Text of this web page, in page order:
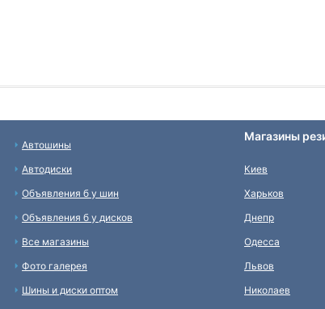
Автошины
Автодиски
Объявления б у шин
Объявления б у дисков
Все магазины
Фото галерея
Шины и диски оптом
Магазины
Киев
Харьков
Днепр
Одесса
Львов
Николаев